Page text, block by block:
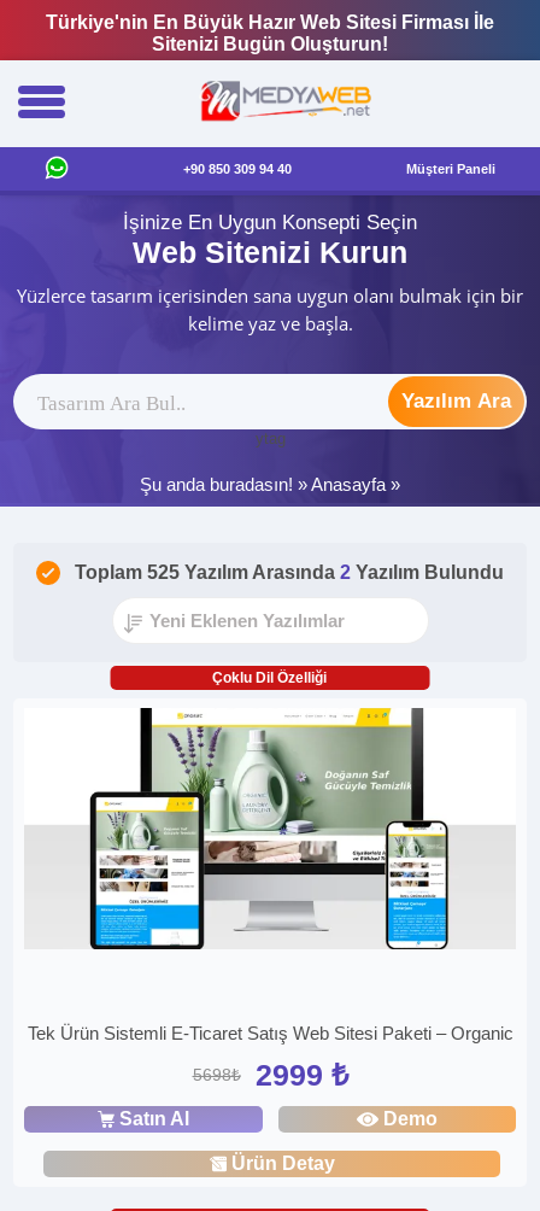
Türkiye'nin En Büyük Hazır Web Sitesi Firması İle
Sitenizi Bugün Oluşturun!
+90 850 309 94 40 Müşteri Paneli
İşinize En Uygun Konsepti Seçin
Web Sitenizi Kurun
Yüzlerce tasarım içerisinden sana uygun olanı bulmak için bir
kelime yaz ve başla.
Yazılım Ara
ytag
Şu anda buradasın! »Anasayfa »
Toplam 525 Yazılım Arasında 2 Yazılım Bulundu
Çoklu Dil Özelliği
Tek Ürün Sistemli E-Ticaret Satış Web Sitesi Paketi – Organic
5698₺ 2999 ₺
Satın Al Demo
Ürün Detay